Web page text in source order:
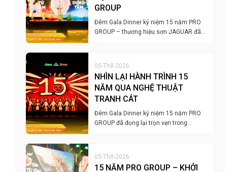
GROUP
Đêm Gala Dinner kỷ niệm 15 năm PRO
GROUP – thương hiệu sơn JAGUAR đã…
05-Th8-2026
NHÌN LẠI HÀNH TRÌNH 15
NĂM QUA NGHỆ THUẬT
TRANH CÁT
Đêm Gala Dinner kỷ niệm 15 năm PRO
GROUP đã đọng lại trọn vẹn trong…
05-Th8-2026
15 NĂM PRO GROUP – KHỞI